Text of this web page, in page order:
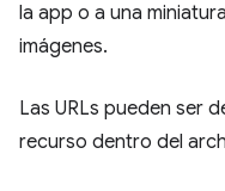
la app o a una
imágenes.
Las URLs pueden ser
recurso dentro del